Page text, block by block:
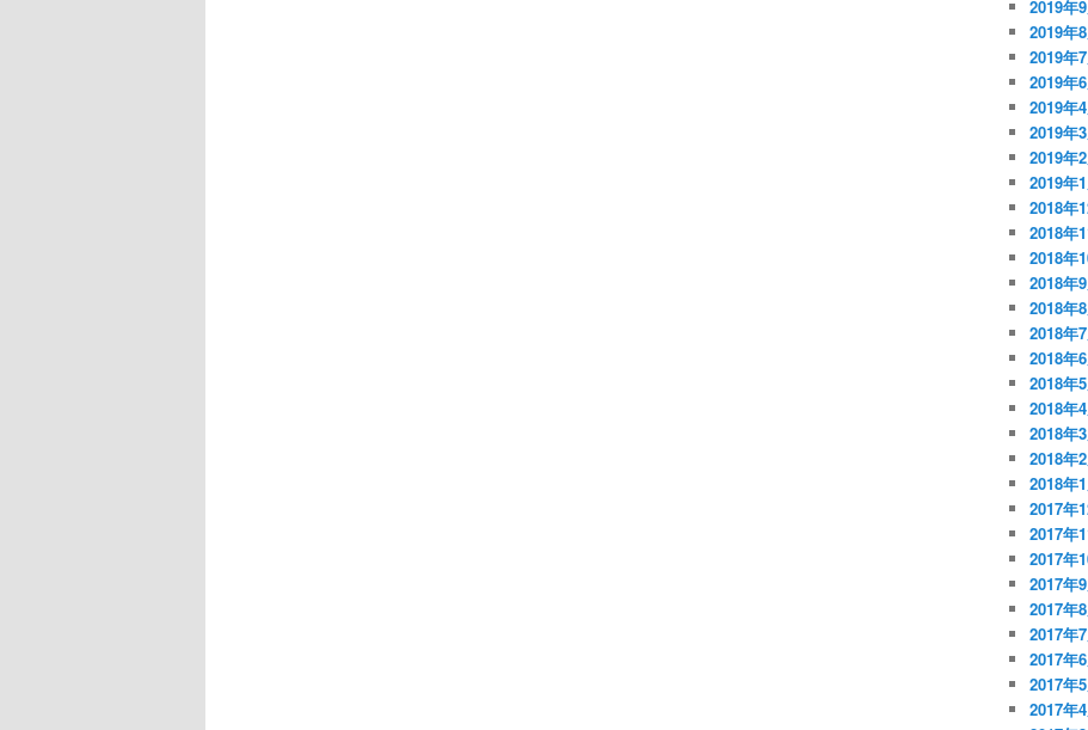
2019年
2019年
2019年
2019年
2019年
2019年
2019年
2019年
2018年
2018年
2018年
2018年
2018年
2018年
2018年
2018年
2018年
2018年
2018年
2018年
2017年
2017年
2017年
2017年
2017年
2017年
2017年
2017年
2017年